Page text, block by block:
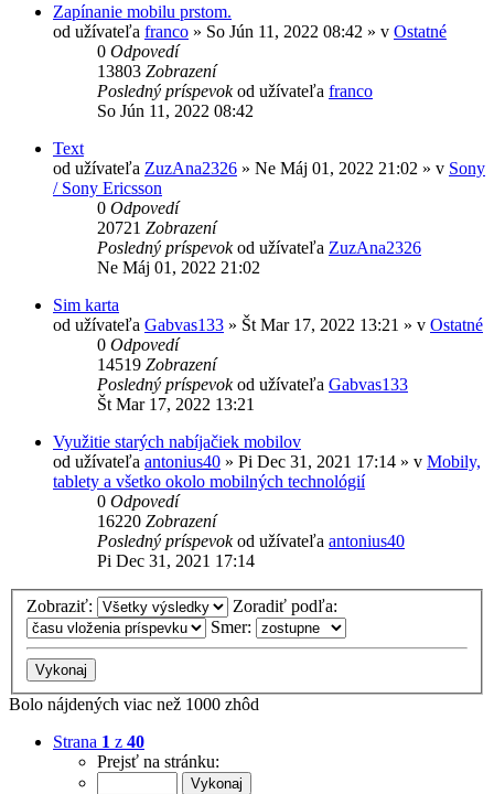
Zapínanie mobilu prstom.
od užívateľa franco » So Jún 11, 2022 08:42 » v Ostatné
0 Odpovedí
13803 Zobrazení
Posledný príspevokod užívateľa franco
So Jún 11, 2022 08:42
Text
od užívateľa ZuzAna2326 » Ne Máj 01, 2022 21:02 » v Sony
/ Sony Ericsson
0 Odpovedí
20721 Zobrazení
Posledný príspevokod užívateľa ZuzAna2326
Ne Máj 01, 2022 21:02
Sim karta
od užívateľa Gabvas133 » Št Mar 17, 2022 13:21 » v Ostatné
0 Odpovedí
14519 Zobrazení
Posledný príspevokod užívateľa Gabvas133
Št Mar 17, 2022 13:21
Využitie starých nabíjačiek mobilov
od užívateľa antonius40 » Pi Dec 31, 2021 17:14 » v Mobily,
tablety a všetko okolo mobilných technológií
0 Odpovedí
16220 Zobrazení
Posledný príspevokod užívateľa antonius40
Pi Dec 31, 2021 17:14
Zobraziť:
Zoradiť podľa:
Smer:
Bolo nájdených viac než 1000 zhôd
Strana 1 z 40
Prejsť na stránku: